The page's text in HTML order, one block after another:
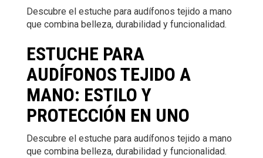
Descubre el estuche para audífonos tejido a mano
que combina belleza, durabilidad y funcionalidad.
ESTUCHE PARA
AUDÍFONOS TEJIDO A
MANO: ESTILO Y
PROTECCIÓN EN UNO
Descubre el estuche para audífonos tejido a mano
que combina belleza, durabilidad y funcionalidad.